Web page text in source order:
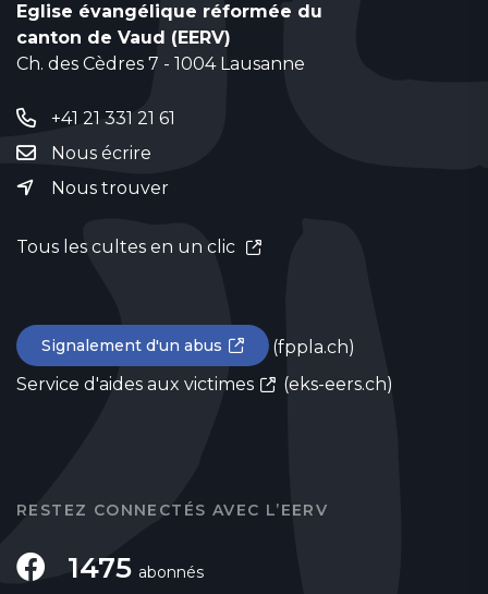
Eglise évangélique réformée du
canton de Vaud (EERV)
Ch. des Cèdres 7 - 1004 Lausanne
+41 21 331 21 61
Nous écrire
Nous trouver
Tous les cultes en un clic
Signalement d'un abus
(fppla.ch)
Service d'aides aux victimes
(eks-eers.ch)
RESTEZ CONNECTÉS AVEC L’EERV
1475 abonnés